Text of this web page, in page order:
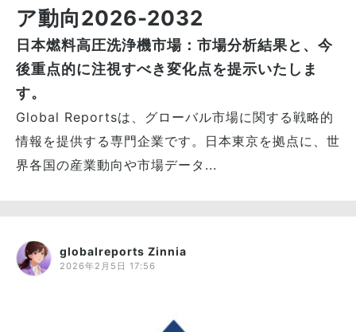
ア動向2026-2032
日本燃料高圧洗浄機市場：市場分析結果と、今
後重点的に注視すべき変化点を提示いたしま
す。
Global Reportsは、グローバル市場に関する戦略的
情報を提供する専門企業です。日本東京を拠点に、世
界各国の産業動向や市場データ...
globalreports Zinnia
2026年2月5日 17:56